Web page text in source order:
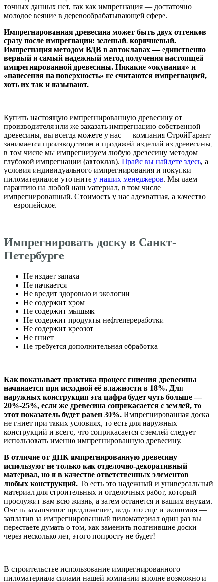
точных данных нет, так как импрегнация — достаточно
молодое веяние в деревообрабатывающей сфере.
Импрегнированная древесина может быть двух оттенков
сразу после импрегнации: зеленый, коричневый.
Импрегнация методом ВДВ в автоклавах — единственно
верный и самый надежный метод получения настоящей
импрегнированной древесины. Никакие «окунания» и
«нанесения на поверхность» не считаются импрегнацией,
хоть их так и называют.
Купить настоящую импрегнированную древесину от
производителя или же заказать импрегнацию собственной
древесины, вы всегда можете у нас — компания СтройГарант
занимается производством и продажей изделий из древесины,
в том числе мы импрегнируем любую древесину методом
глубокой импрегнации (автоклав). Прайс вы найдете здесь, а
условия индивидуального импрегнирования и покупки
пиломатериалов уточните у наших менеджеров. Мы даем
гарантию на любой наш материал, в том числе
импрегнированный. Стоимость у нас адекватная, а качество
— европейское.
Импрегнировать доску в Санкт-
Петербурге
Не издает запаха
Не пачкается
Не вредит здоровью и экологии
Не содержит хром
Не содержит мышьяк
Не содержит продукты нефтепереработки
Не содержит креозот
Не гниет
Не требуется дополнительная обработка
Как показывает практика процесс гниения древесины
начинается при исходной её влажности в 18%. Для
наружных конструкция эта цифра будет чуть больше —
20%-25%, если же древесина соприкасается с землей, то
этот показатель будет равен 30%. Импрегнированная доска
не гниет при таких условиях, то есть для наружных
конструкций и всего, что соприкасается с землей следует
использовать именно импрегнированную древесину.
В отличие от ДПК импрегнированную древесину
используют не только как отделочно-декоративный
материал, но и в качестве ответственных элементов
любых конструкций. То есть это надежный и универсальный
материал для строительных и отделочных работ, который
прослужит вам всю жизнь, а затем останется и вашим внукам.
Очень заманчивое предложение, ведь это еще и экономия —
заплатив за импрегнированный пиломатериал один раз вы
перестаете думать о том, как заменить подгнившие доски
через несколько лет, этого попросту не будет!
В строительстве использование импрегнированного
пиломатериала силами нашей компании вполне возможно и